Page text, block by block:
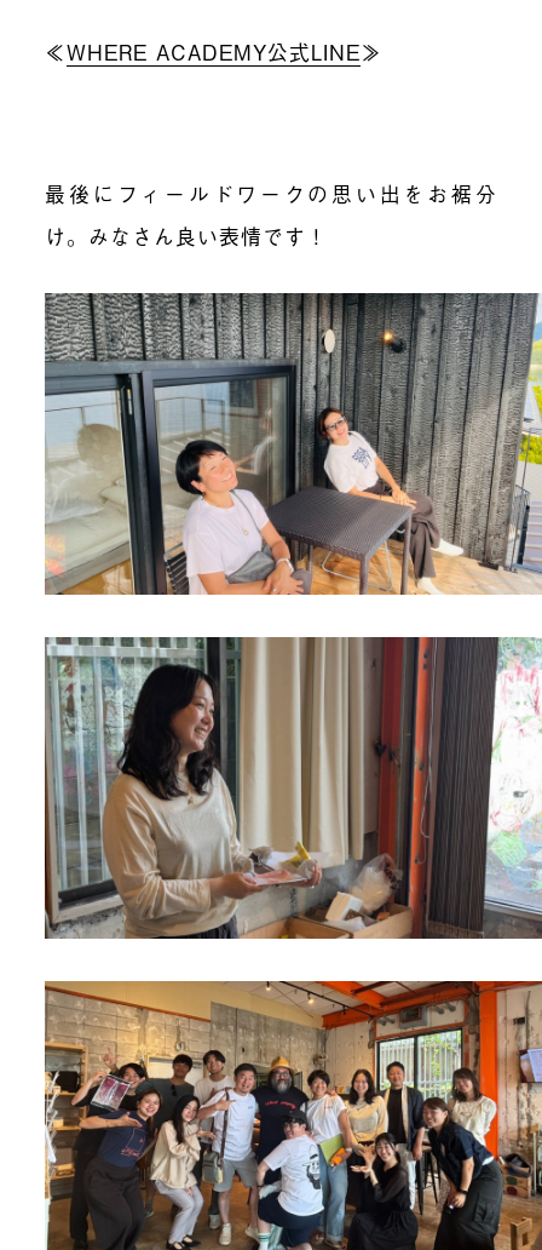
≪WHERE ACADEMY公式LINE≫
最後にフィールドワークの思い出をお裾分
け。みなさん良い表情です！